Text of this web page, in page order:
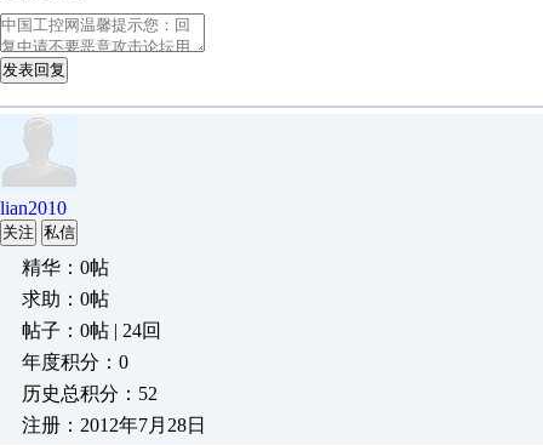
发表回复
lian2010
关注 私信
精华：0帖
求助：0帖
帖子：0帖 | 24回
年度积分：0
历史总积分：52
注册：2012年7月28日